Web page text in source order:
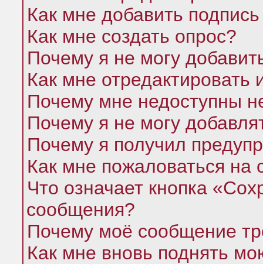
Как мне добавить
Как мне создать опрос?
Почему я не могу
Как мне отредактировать
Почему мне недоступны
Почему я не могу
Почему я получил
Как мне пожаловаться
Что означает кнопка
сообщения?
Почему моё сообщение
Как мне вновь поднять